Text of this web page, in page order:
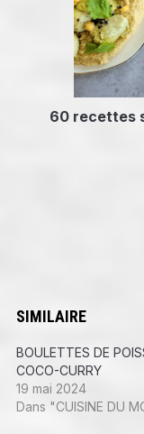
60 recettes
SIMILAIRE
BOULETTES DE
COCO-CURRY
19 mai 2024
Dans "CUISINE DU